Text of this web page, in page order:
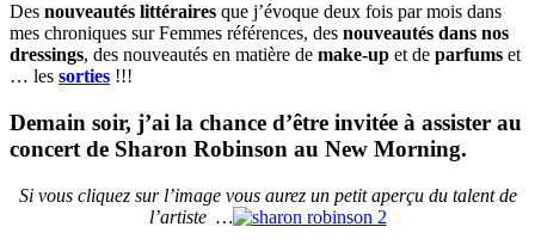
Des nouveautés littéraires que j’évoque deux fois par mois dans
mes chroniques sur Femmes références, des nouveautés dans nos
dressings, des nouveautés en matière de make-up et de parfums et
… les sorties !!!
Demain soir, j’ai la chance d’être invitée à assister au
concert de Sharon Robinson au New Morning.
Si vous cliquez sur l’image vous aurez un petit aperçu du talent de
l’artiste …